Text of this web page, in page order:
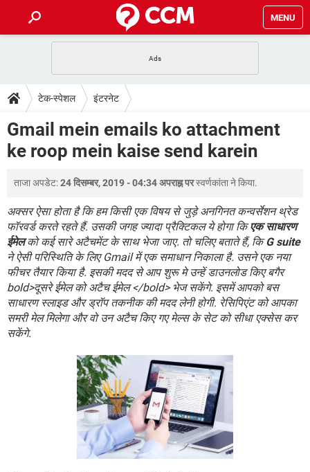
MENU
फोन पर अकाउंट बैलेंस चेक
WhatsApp Hack हो गया? Lucky Patcher यूज करें
टेक-स्पेशल
2020 के फ्री एंटीवायरस
बेस्ट फ्री ऑनलाइन गेम्स
डाउनलोड
Vidmate PUBG Mobile
FORUM
TikTok Account Freeze हो गया JioPhone में TikTok डाउनलोड
SBI बैंक अकाउंट नंबर पता करें
केबल और कनेक्टर्स कंप्यूटर बस
सीरियल और पैरलल पोर्ट
टेक-स्पेशल इंटरनेट
Gmail mein emails ko attachment
ke roop mein kaise send karein
ताजा अपडेट:24 दिसम्बर, 2019 - 04:34 अपराह्न परस्वर्णकांताने किया.
अक्सर ऐसा होता है कि हम किसी एक विषय से जुड़े अनगिनत कन्वर्सेशन थ्रेड
फॉरवर्ड करते रहते हैं. उसकी जगह ज्यादा प्रैक्टिकल ये होगा किएक साधारण
ईमेलको कई सारे अटैचमेंट के साथ भेजा जाए. तो चलिए बताते हैं, किG suite
ने ऐसी परिस्थिति के लिए Gmail में एक समाधान निकाला है. उसने एक नया
फीचर तैयार किया है. इसकी मदद से आप शुरू मे उन्हें डाउनलोड किए बगैर
bold>दूसरे ईमेल को अटैच ईमेल </bold> भेज सकेंगे. इसमें आपको बस
साधारण स्लाइड और ड्रॉप तकनीक की मदद लेनी होगी. रेसिपिएंट को आपका
समरी मेल मिलेगा और वो उन अटैच किए गए मेल्स के सेट को सीधा एक्सेस कर
सकेंगे.